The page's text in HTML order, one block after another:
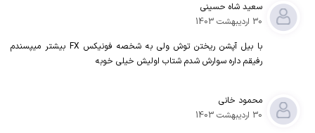
سعید شاه حسینی
30 اردیبهشت 1403
با بیل آپشن ریختن توش ولی به شخصه فونیکس FX بیشتر میپسندم
رفیقم داره سوارش شدم شتاب اولیش خیلی خوبه
محمود خانی
30 اردیبهشت 1403